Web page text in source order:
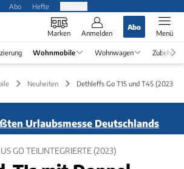
Abo Hefte
Marken Anmelden
Abo
Menü
Wohnmobile Wohnwagen Zubehör
Neuheiten Dethleffs Go T15 und T45 (2023)
Urlaubsmesse Deutschlands
GO TEILINTEGRIERTE (2023)